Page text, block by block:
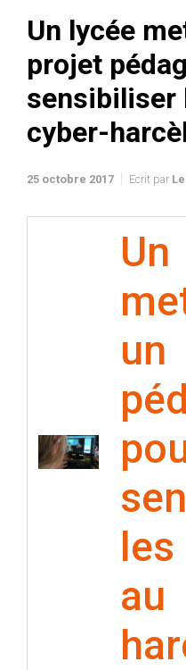
Un lycée
projet
sensibiliser
cyber-
25 octobre 2017 Ecrit par